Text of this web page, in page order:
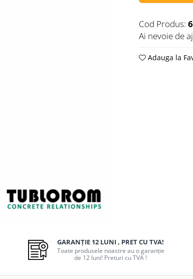
Cod Produs:
Ai nevoie de
Adauga la
GARANȚIE 12 LUNI , PRET CU TVA!
Toate produsele noastre au o garanție
de 12 luni! Preturi cu TVA !